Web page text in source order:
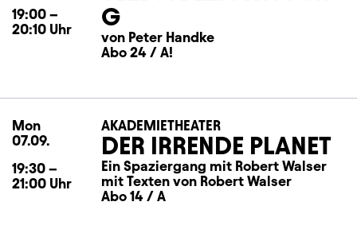
19:00 –
20:10 Uhr
G
von Peter Handke
Abo 24 / A!
Mon
07.09.
19:30 –
21:00 Uhr
AKADEMIETHEATER
DER IRRENDE PLANET
Ein Spaziergang mit Robert Walser
mit Texten von Robert Walser
Abo 14 / A